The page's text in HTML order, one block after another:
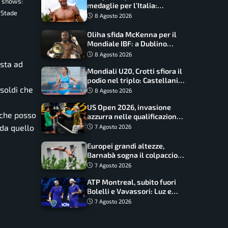
ad
che
posso
quello
medaglie per l’Italia:
Paltrinieri guida la staffetta,
grandi altezze
8 Agosto 2026
Oliha sfida McKenna per il
Mondiale IBF: a Dublino
serve l’impresa nella tana
8 Agosto 2026
Mondiali U20, Crotti sfiora il
podio nel triplo: Castellani
da record, Succo in finale
8 Agosto 2026
US Open 2026, invasione
azzurra nelle qualificazioni:
17 italiani a caccia del main
7 Agosto 2026
Europei grandi altezze,
Barnabà sogna il colpaccio:
è leader a metà gara, Baraldi
7 Agosto 2026
ATP Montreal, subito fuori
Bolelli e Vavassori: Luz e
Matos fermano gli azzurri
7 Agosto 2026